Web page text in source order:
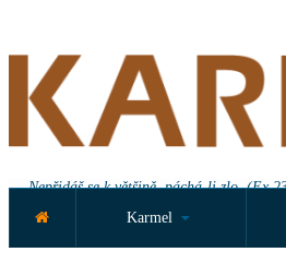
Nepřidáš se k většině, páchá-li zlo. (Ex
Karmel